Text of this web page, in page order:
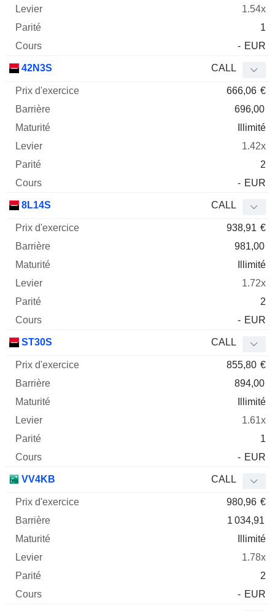
1.54x
1
- EUR
42N3S CALL
666,06 €
696,00
Illimité
1.42x
2
- EUR
8L14S CALL
938,91 €
981,00
Illimité
1.72x
2
- EUR
ST30S CALL
855,80 €
894,00
Illimité
1.61x
1
- EUR
VV4KB CALL
980,96 €
1 034,91
Illimité
1.78x
2
- EUR